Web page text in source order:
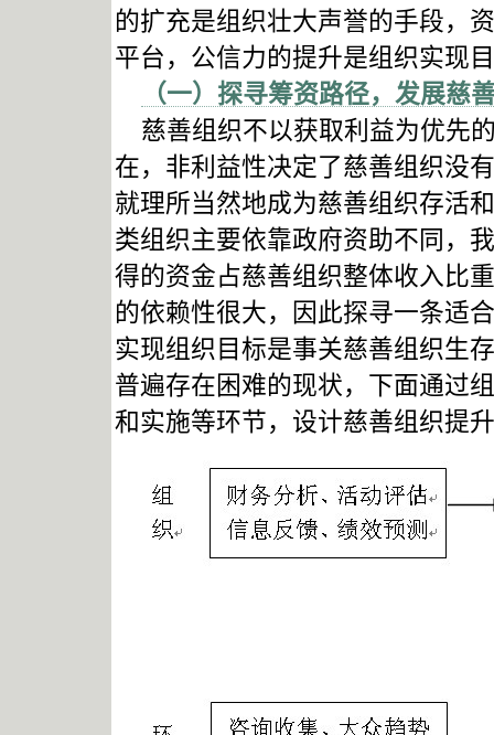
的扩充是组织壮大声誉的手段，
平台，公信力的提升是组织实现
（一）探寻筹资路径，发展慈
慈善组织不以获取利益为优先
在，非利益性决定了慈善组织没
就理所当然地成为慈善组织存活
类组织主要依靠政府资助不同，
得的资金占慈善组织整体收入比
的依赖性很大，因此探寻一条适
实现组织目标是事关慈善组织生
普遍存在困难的现状，下面通过
和实施等环节，设计慈善组织提